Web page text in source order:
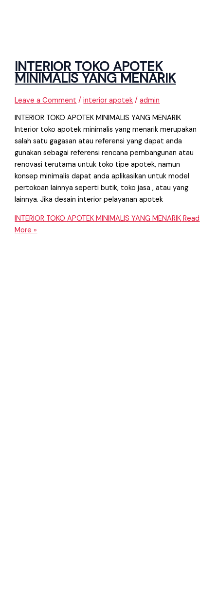
INTERIOR TOKO APOTEK
MINIMALIS YANG MENARIK
Leave a Comment /interior apotek /admin
INTERIOR TOKO APOTEK MINIMALIS YANG MENARIK
Interior toko apotek minimalis yang menarik merupakan
salah satu gagasan atau referensi yang dapat anda
gunakan sebagai referensi rencana pembangunan atau
renovasi terutama untuk toko tipe apotek, namun
konsep minimalis dapat anda aplikasikan untuk model
pertokoan lainnya seperti butik, toko jasa , atau yang
lainnya. Jika desain interior pelayanan apotek
INTERIOR TOKO APOTEK MINIMALIS YANG MENARIK Read
More »